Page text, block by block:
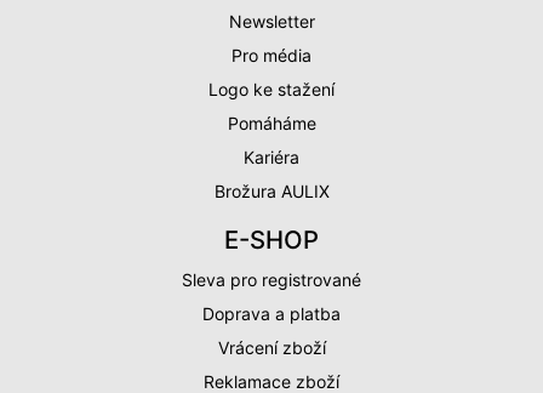
Newsletter
Pro média
Logo ke stažení
Pomáháme
Kariéra
Brožura AULIX
E-SHOP
Sleva pro registrované
Doprava a platba
Vrácení zboží
Reklamace zboží